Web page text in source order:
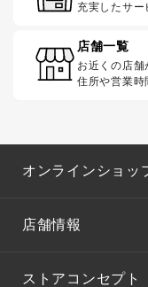
充実したサー
店舗一覧
お近くの店舗
住所や営業時
オンラインショッ
店舗情報
ストアコンセプト